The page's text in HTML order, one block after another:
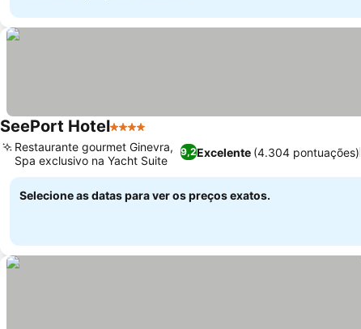
SeePort Hotel4 Estrelas
9,2Excelente (4.304 pontuações)
Restaurante gourmet Ginevra,
Spa exclusivo na Yacht Suite
Selecione as datas para ver os preços exatos.